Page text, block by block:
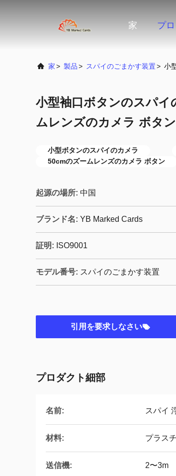
家 プ
家> 製品> スパイのごまかす装置> 小
小型袖口ボタンのスパイ
ムレンズのカメラ ボタン
小型ボタンのスパイのカメラ
50cmのズームレンズのカメラ ボタン
起源の場所: 中国
ブランド名: YB Marked Cards
証明: ISO9001
モデル番号: スパイのごまかす装置
引用を要求しなさい
プロダクト細部
名前: スパイ
材料: プラス
送信機: 2〜3m